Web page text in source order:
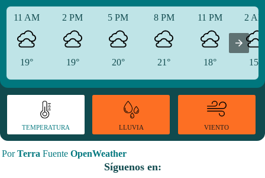
11 AM
19°
2 PM
19°
5 PM
20°
8 PM
21°
11 PM
18°
2
15°
TEMPERATURA LLUVIA VIENTO
PorTerra Fuente OpenWeather
Síguenos en: